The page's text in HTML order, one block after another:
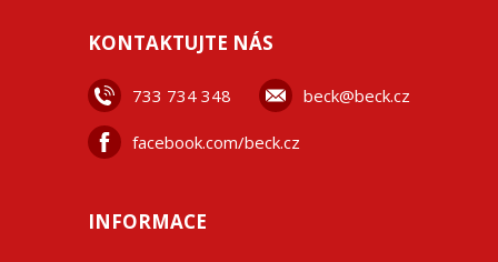
KONTAKTUJTE NÁS
733 734 348 beck@beck.cz
facebook.com/beck.cz
INFORMACE